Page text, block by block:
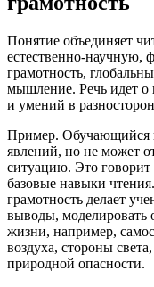
Понятие объединяет
естественно-
грамотность,
мышление. Речь идет
и умений в
Пример. Обучающийся
явлений, но не может
ситуацию. Это говорит
базовые навыки
грамотность делает
выводы, моделировать
жизни, например,
воздуха, стороны
природной опасности.